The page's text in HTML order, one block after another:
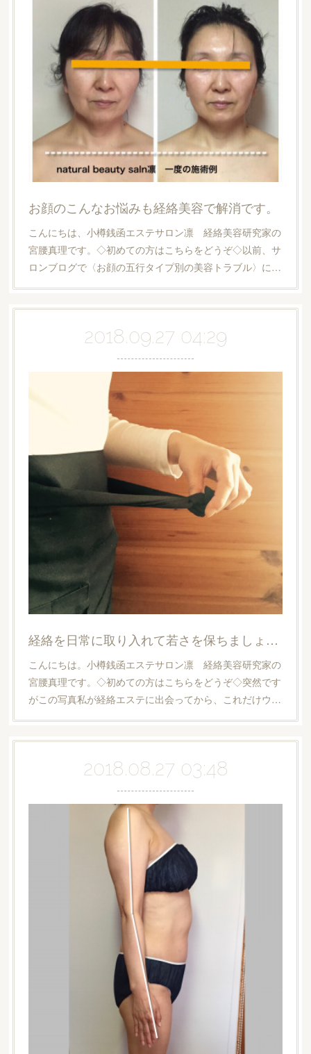
お顔のこんなお悩みも経絡美容で解消です。
こんにちは、小樽銭函エステサロン凛 経絡美容研究家の
宮腰真理です。◇初めての方はこちらをどうぞ◇以前、サ
ロンブログで〈お顔の五行タイプ別の美容トラブル〉に…
2018.09.27 04:29
経絡を日常に取り入れて若さを保ちましょう！
こんにちは。小樽銭函エステサロン凛 経絡美容研究家の
宮腰真理です。◇初めての方はこちらをどうぞ◇突然です
がこの写真私が経絡エステに出会ってから、これだけウ…
2018.08.27 03:48